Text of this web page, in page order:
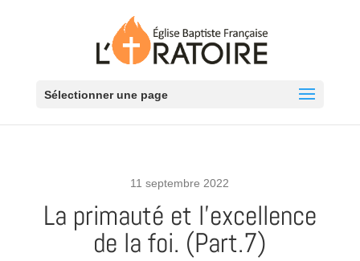
Sélectionner une page
11 septembre 2022
La primauté et l’excellence
de la foi. (Part.7)